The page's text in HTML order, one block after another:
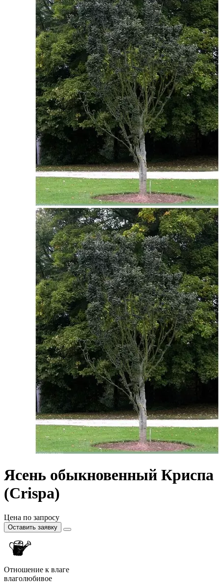
Ясень обыкновенный Криспа
(Crispa)
Цена по запросу
Оставить заявку
Отношение к влаге
влаголюбивое